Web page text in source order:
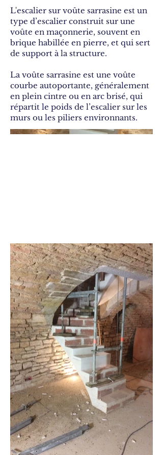
L'escalier sur voûte sarrasine est un
type d’escalier construit sur une
voûte en maçonnerie, souvent en
brique habillée en pierre, et qui sert
de support à la structure.
La voûte sarrasine est une voûte
courbe autoportante, généralement
en plein cintre ou en arc brisé, qui
répartit le poids de l’escalier sur les
murs ou les piliers environnants.